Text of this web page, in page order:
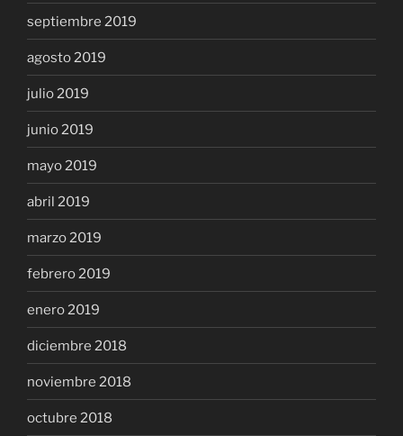
septiembre 2019
agosto 2019
julio 2019
junio 2019
mayo 2019
abril 2019
marzo 2019
febrero 2019
enero 2019
diciembre 2018
noviembre 2018
octubre 2018